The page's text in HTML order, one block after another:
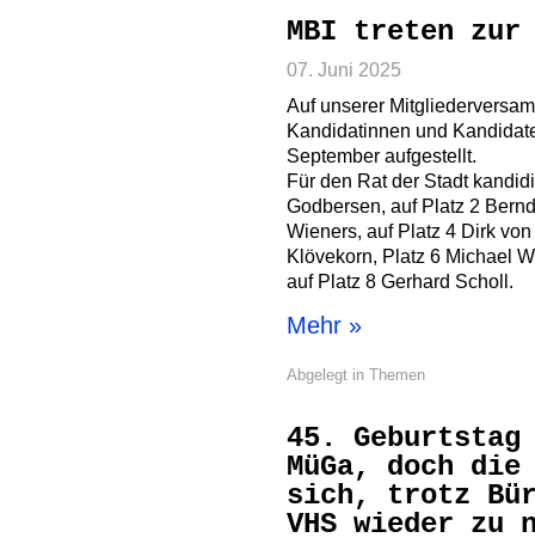
MBI treten zur
07. Juni 2025
Auf unserer
Kandidatinnen und
September aufgestellt.
Für den Rat der Stadt
Godbersen, auf Platz 2
Wieners, auf Platz 4 Dirk
Klövekorn, Platz 6 Michael
auf Platz 8 Gerhard Scholl.
Mehr »
Abgelegt in Themen
45.
MüGa, doch
sich, trotz
VHS wieder zu